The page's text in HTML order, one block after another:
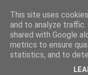
This site uses
and to analyze traffic.
shared with Google
metrics to ensure
statistics, and to